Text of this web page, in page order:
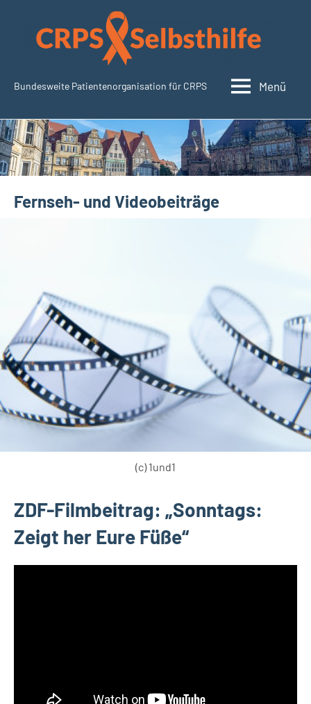
springen
SudeckSelbsthilfe.org
Bundesweite Patientenorganisation für CRPS Menü
Fernseh- und Videobeiträge
(c) 1und1
ZDF-Filmbeitrag: „Sonntags:
Zeigt her Eure Füße“